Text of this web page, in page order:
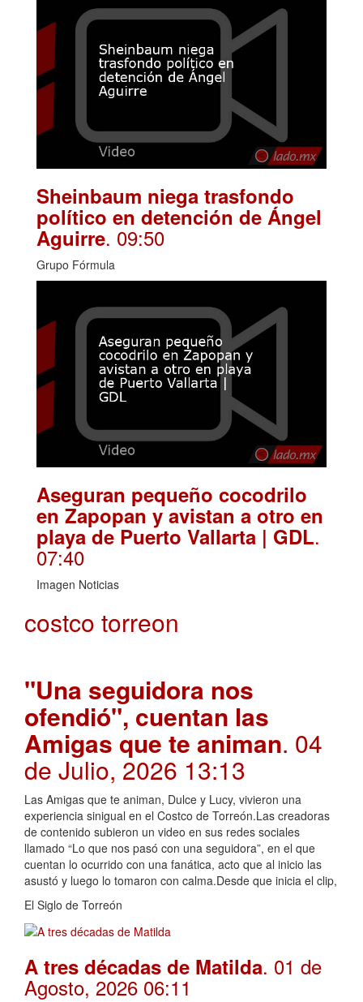
Sheinbaum niega trasfondo
político en detención de Ángel
Aguirre. 09:50
Grupo Fórmula
Aseguran pequeño cocodrilo
en Zapopan y avistan a otro en
playa de Puerto Vallarta | GDL.
07:40
Imagen Noticias
costco torreon
"Una seguidora nos
ofendió", cuentan las
Amigas que te animan. 04
de Julio, 2026 13:13
Las Amigas que te animan, Dulce y Lucy, vivieron una
experiencia sinigual en el Costco de Torreón.Las creadoras
de contenido subieron un video en sus redes sociales
llamado “Lo que nos pasó con una seguidora”, en el que
cuentan lo ocurrido con una fanática, acto que al inicio las
asustó y luego lo tomaron con calma.Desde que inicia el clip,
El Siglo de Torreón
A tres décadas de Matilda. 01 de
Agosto, 2026 06:11